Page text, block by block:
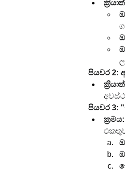
පියවර 2:
පියවර 3:
ක්‍රමය: